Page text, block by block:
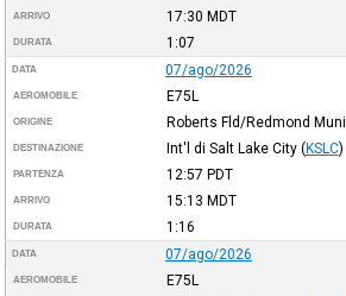
ARRIVO 17:30 MDT
DURATA 1:07
DATA 07/ago/2026
AEROMOBILE E75L
ORIGINE Roberts Fld/Redmond Muni
DESTINAZIONE Int'l di Salt Lake City (KSLC)
PARTENZA 12:57 PDT
ARRIVO 15:13 MDT
DURATA 1:16
DATA 07/ago/2026
AEROMOBILE E75L